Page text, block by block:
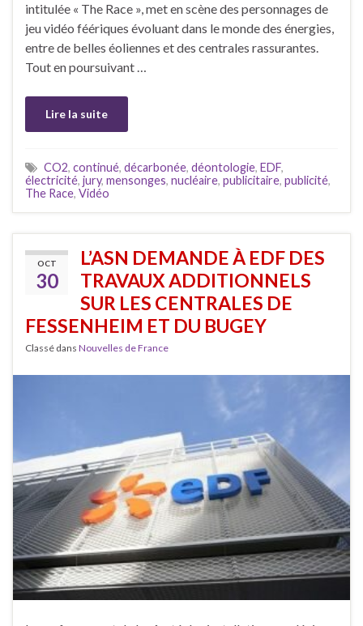
intitulée « The Race », met en scène des personnages de
jeu vidéo féériques évoluant dans le monde des énergies,
entre de belles éoliennes et des centrales rassurantes.
Tout en poursuivant …
Lire la suite
CO2, continué, décarbonée, déontologie, EDF,
électricité, jury, mensonges, nucléaire, publicitaire, publicité,
The Race, Vidéo
OCT
30
L’ASN DEMANDE À EDF DES
TRAVAUX ADDITIONNELS
SUR LES CENTRALES DE
FESSENHEIM ET DU BUGEY
Classé dans Nouvelles de France